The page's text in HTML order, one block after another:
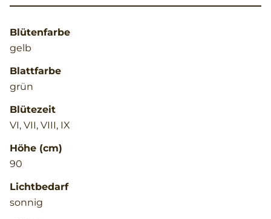
Blütenfarbe
gelb
Blattfarbe
grün
Blütezeit
VI, VII, VIII, IX
Höhe (cm)
90
Lichtbedarf
sonnig